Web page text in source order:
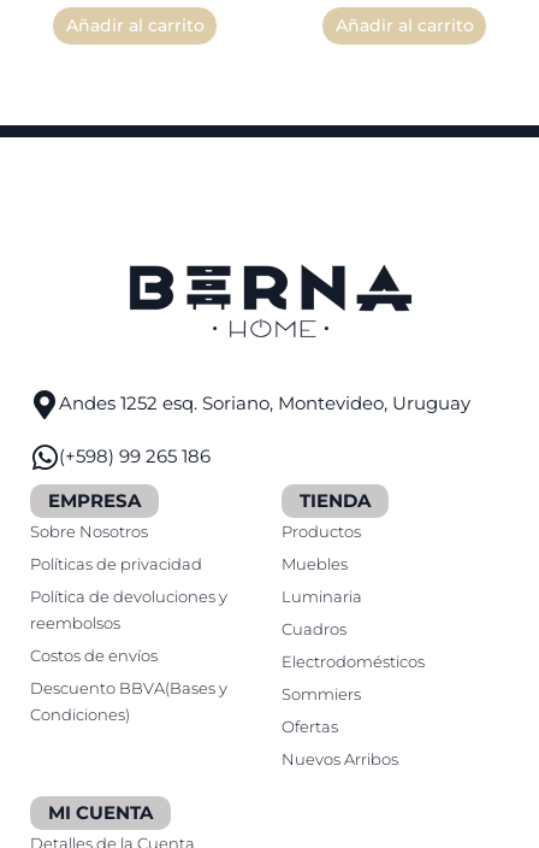
Añadir al carrito Añadir al carrito
Andes 1252 esq. Soriano, Montevideo, Uruguay
(+598) 99 265 186
EMPRESA
Sobre Nosotros
Políticas de privacidad
Política de devoluciones y
reembolsos
Costos de envíos
Descuento BBVA(Bases y
Condiciones)
TIENDA
Productos
Muebles
Luminaria
Cuadros
Electrodomésticos
Sommiers
Ofertas
Nuevos Arribos
MI CUENTA
Detalles de la Cuenta